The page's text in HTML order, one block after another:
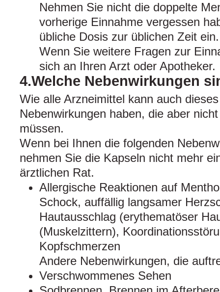
Nehmen Sie nicht die doppelte
vorherige Einnahme vergessen
übliche Dosis zur üblichen Zeit ein.
Wenn Sie weitere Fragen zur
sich an Ihren Arzt oder Apotheker.
4.Welche Nebenwirkungen
Wie alle Arzneimittel kann auch
Nebenwirkungen haben, die aber
müssen.
Wenn bei Ihnen die folgenden
nehmen Sie die Kapseln nicht mehr
ärztlichen Rat.
Allergische Reaktionen auf
Schock, auffällig langsamer
Hautausschlag (erythematöser
(Muskelzittern),
Kopfschmerzen
Andere Nebenwirkungen, die
Verschwommenes Sehen